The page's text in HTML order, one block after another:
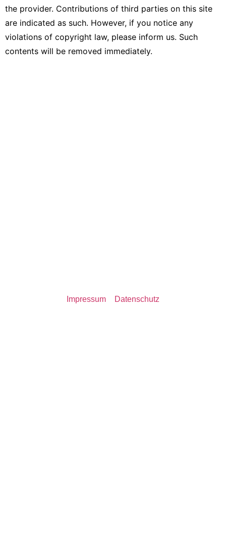
the provider. Contributions of third parties on this site
are indicated as such. However, if you notice any
violations of copyright law, please inform us. Such
contents will be removed immediately.
Impressum Datenschutz